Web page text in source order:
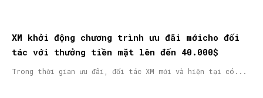
XM khởi động chương trình ưu đãi mớicho đối
tác với thưởng tiền mặt lên đến 40.000$
Trong thời gian ưu đãi, đối tác XM mới và hiện tại có...